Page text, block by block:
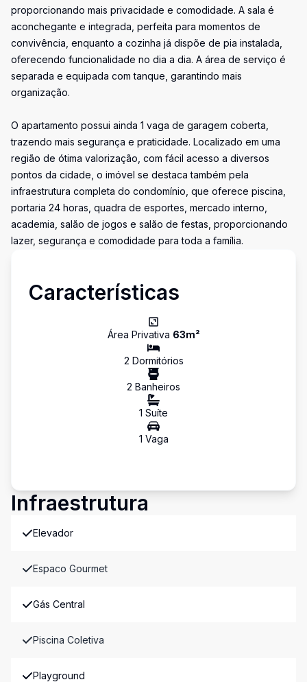
proporcionando mais privacidade e comodidade. A sala é
aconchegante e integrada, perfeita para momentos de
convivência, enquanto a cozinha já dispõe de pia instalada,
oferecendo funcionalidade no dia a dia. A área de serviço é
separada e equipada com tanque, garantindo mais
organização.
O apartamento possui ainda 1 vaga de garagem coberta,
trazendo mais segurança e praticidade. Localizado em uma
região de ótima valorização, com fácil acesso a diversos
pontos da cidade, o imóvel se destaca também pela
infraestrutura completa do condomínio, que oferece piscina,
portaria 24 horas, quadra de esportes, mercado interno,
academia, salão de jogos e salão de festas, proporcionando
lazer, segurança e comodidade para toda a família.
Características
Área Privativa 63m²
2 Dormitórios
2 Banheiros
1 Suíte
1 Vaga
Infraestrutura
Elevador
Espaco Gourmet
Gás Central
Piscina Coletiva
Playground